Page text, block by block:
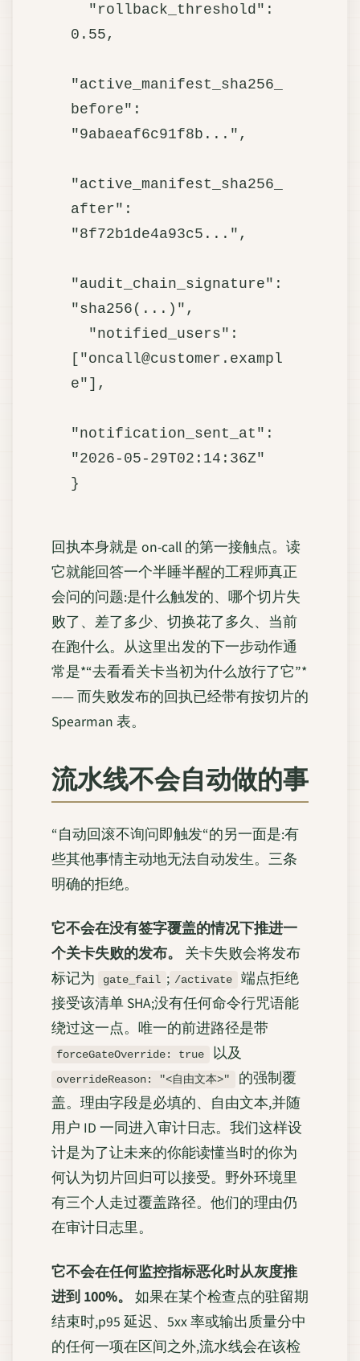
0.55,
"active_manifest_sha256_
before":
"9abaeaf6c91f8b...",
"active_manifest_sha256_
after":
"8f72b1de4a93c5...",
"audit_chain_signature":
"sha256(...)",
["oncall@customer.exampl
e"],
"notification_sent_at":
"2026-05-29T02:14:36Z"
回执本身就是 on-call 的第一接触点。读
它就能回答一个半睡半醒的工程师真正
会问的问题:是什么触发的、哪个切片失
败了、差了多少、切换花了多久、当前
在跑什么。从这里出发的下一步动作通
常是*“去看看关卡当初为什么放行了它”*
—— 而失败发布的回执已经带有按切片的
Spearman 表。
流水线不会自动做的事
“自动回滚不询问即触发“的另一面是:有
些其他事情主动地无法自动发生。三条
明确的拒绝。
它不会在没有签字覆盖的情况下推进一
个关卡失败的发布。
关卡失败会将发布
标记为
gate_fail ; /activate
端点拒绝
接受该清单 SHA;没有任何命令行咒语能
绕过这一点。唯一的前进路径是带
forceGateOverride: true 以及
overrideReason: "<自由文本>"
的强制覆
盖。理由字段是必填的、自由文本,并随
用户 ID 一同进入审计日志。我们这样设
计是为了让未来的你能读懂当时的你为
何认为切片回归可以接受。野外环境里
有三个人走过覆盖路径。他们的理由仍
在审计日志里。
它不会在任何监控指标恶化时从灰度推
进到 100%。 如果在某个检查点的驻留期
结束时,p95 延迟、5xx 率或输出质量分中
的任何一项在区间之外,流水线会在该检